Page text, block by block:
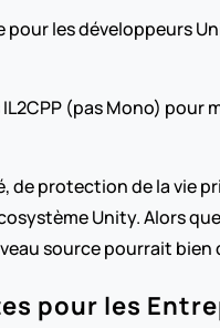
pour les développeurs
(pas Mono)
de protection de la vie
Unity. Alors
source pourrait
pour les